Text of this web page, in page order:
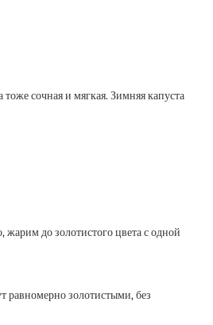
сочная и мягкая. Зимняя капуста
до золотистого цвета с одной
равномерно золотистыми, без